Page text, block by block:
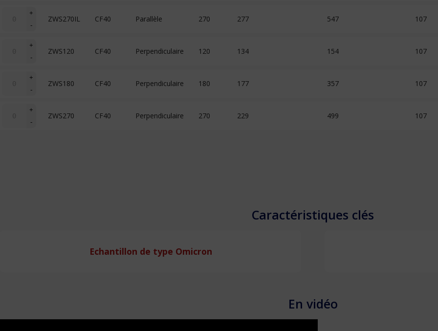
+
-
ZWS270IL CF40 Parallèle 270 277 547 107
+
-
ZWS120 CF40 Perpendiculaire 120 134 154 107
+
-
ZWS180 CF40 Perpendiculaire 180 177 357 107
+
-
ZWS270 CF40 Perpendiculaire 270 229 499 107
Caractéristiques clés
Echantillon de type Omicron
En vidéo